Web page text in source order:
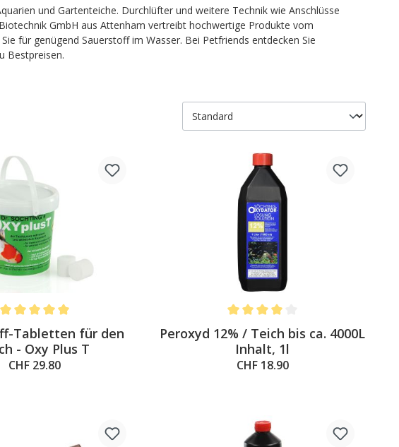
und Gartenteiche. Durchlüfter und weitere Technik wie Anschlüsse
GmbH aus Attenham vertreibt hochwertige Produkte vom
für genügend Sauerstoff im Wasser. Bei Petfriends entdecken Sie
Bestpreisen.
Average rating of 5 out of 5 stars
Tabletten für den
- Oxy Plus T
CHF 29.80
Average rating of 4 out of 5 stars
Peroxyd 12% / Teich bis ca. 4000L
Inhalt, 1l
CHF 18.90